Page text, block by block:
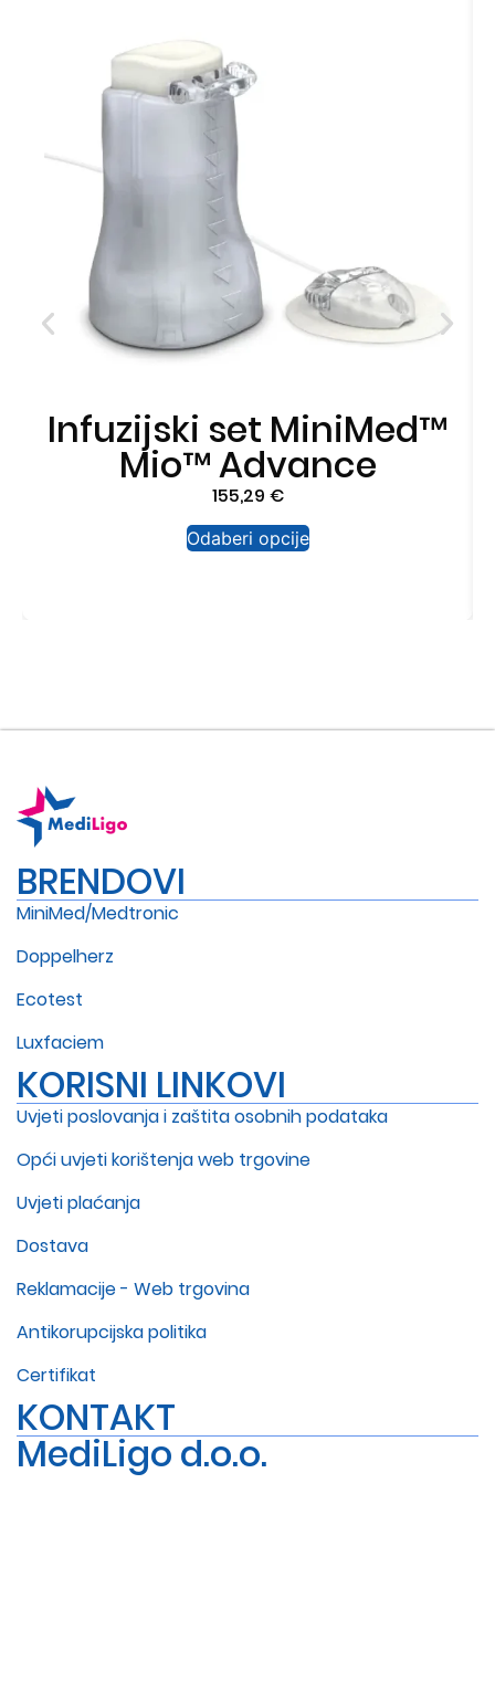
Infuzijski set MiniMed™
Mio™ Advance
155,29 €
Odaberi opcije
BRENDOVI
MiniMed/Medtronic
Doppelherz
Ecotest
Luxfaciem
KORISNI LINKOVI
Uvjeti poslovanja i zaštita osobnih podataka
Opći uvjeti korištenja web trgovine
Uvjeti plaćanja
Dostava
Reklamacije - Web trgovina
Antikorupcijska politika
Certifikat
KONTAKT
MediLigo d.o.o.